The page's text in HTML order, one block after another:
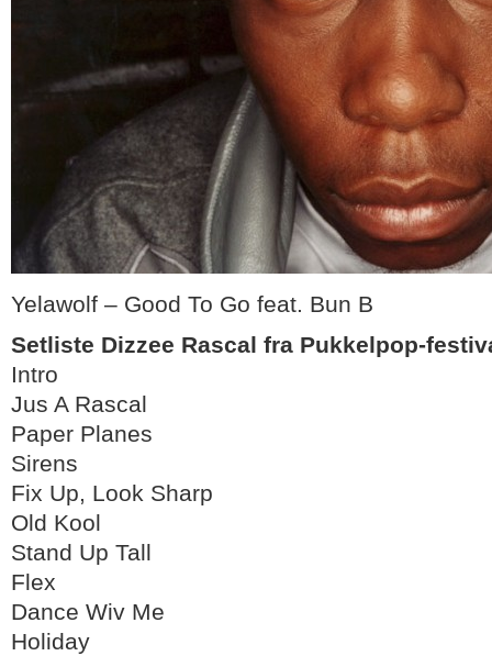
Yelawolf – Good To Go feat. Bun B
Setliste Dizzee Rascal fra Pukkelpop-
Intro
Jus A Rascal
Paper Planes
Sirens
Fix Up, Look Sharp
Old Kool
Stand Up Tall
Flex
Dance Wiv Me
Holiday